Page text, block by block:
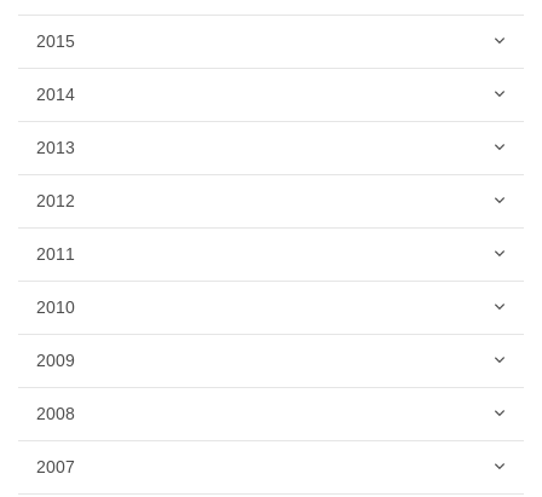
2015
2014
2013
2012
2011
2010
2009
2008
2007